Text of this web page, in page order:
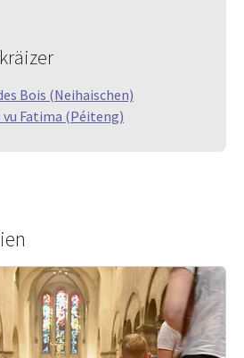
Bois (Neihaischen)
Fatima (Péiteng)